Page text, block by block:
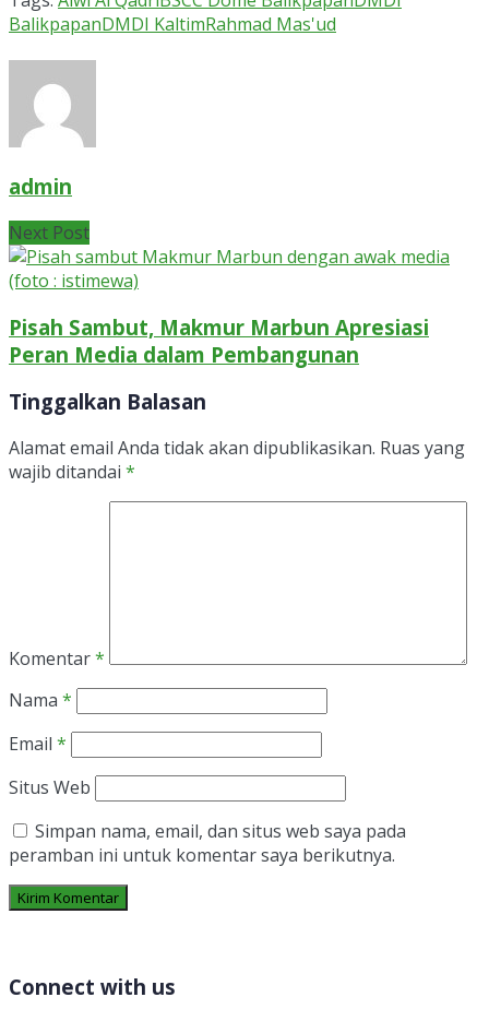
BalikpapanDMDI KaltimRahmad Mas'ud
admin
Next Post
Pisah Sambut, Makmur Marbun Apresiasi
Peran Media dalam Pembangunan
Tinggalkan Balasan
Alamat email Anda tidak akan dipublikasikan. Ruas yang
wajib ditandai *
Komentar*
Nama *
Email *
Situs Web
Simpan nama, email, dan situs web saya pada
peramban ini untuk komentar saya berikutnya.
Connect with us